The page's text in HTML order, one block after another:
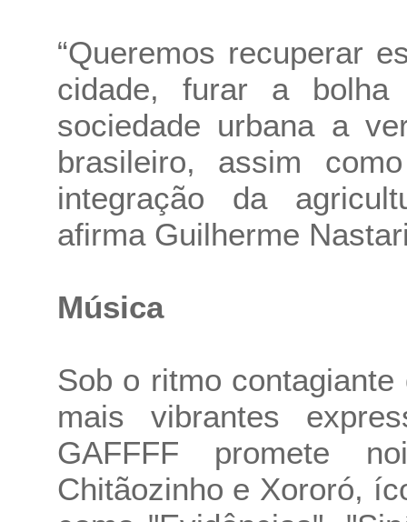
“Queremos recuperar
cidade, furar a
sociedade urbana a
brasileiro, assim
integração da
afirma Guilherme
Música
Sob o ritmo
mais vibrantes
GAFFFF promete
Chitãozinho e Xororó,